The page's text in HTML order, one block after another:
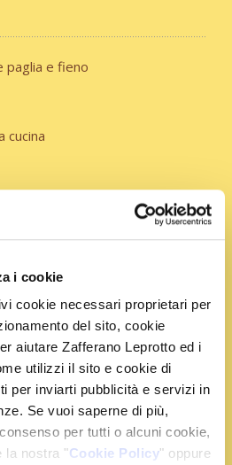
i cookie
cookie necessari proprietari per
del sito, cookie
aiutare Zafferano Leprotto ed i
utilizzi il sito e cookie di
per inviarti pubblicità e servizi in
Se vuoi saperne di più,
per tutti o alcuni cookie,
la nostra "Cookie Policy" oppure
paglia e fieno
cucina
per guarnire
con della carta
In una padella fondete il burro
rosolare l'aglio, unite la